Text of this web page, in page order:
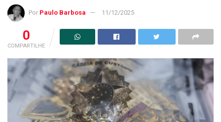
Por Paulo Barbosa 11/12/2025
0
COMPARTILHE